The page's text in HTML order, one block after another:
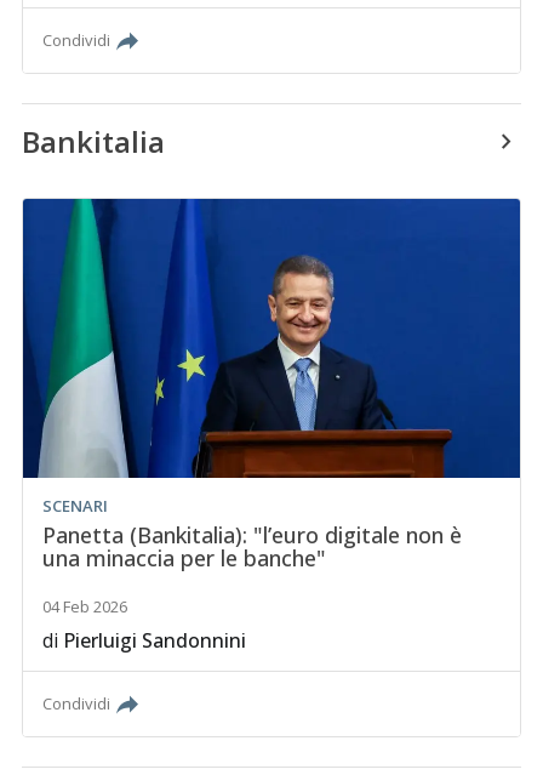
Condividi
Bankitalia
SCENARI
Panetta (Bankitalia): "l’euro digitale non è
una minaccia per le banche"
04 Feb 2026
di Pierluigi Sandonnini
Condividi